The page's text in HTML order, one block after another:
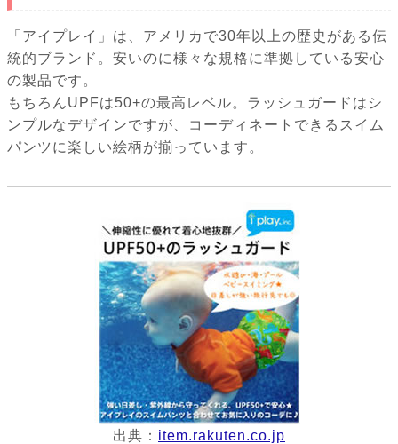
「アイプレイ」は、アメリカで30年以上の歴史がある伝
統的ブランド。安いのに様々な規格に準拠している安心
の製品です。
もちろんUPFは50+の最高レベル。ラッシュガードはシ
ンプルなデザインですが、コーディネートできるスイム
パンツに楽しい絵柄が揃っています。
出典： item.rakuten.co.jp